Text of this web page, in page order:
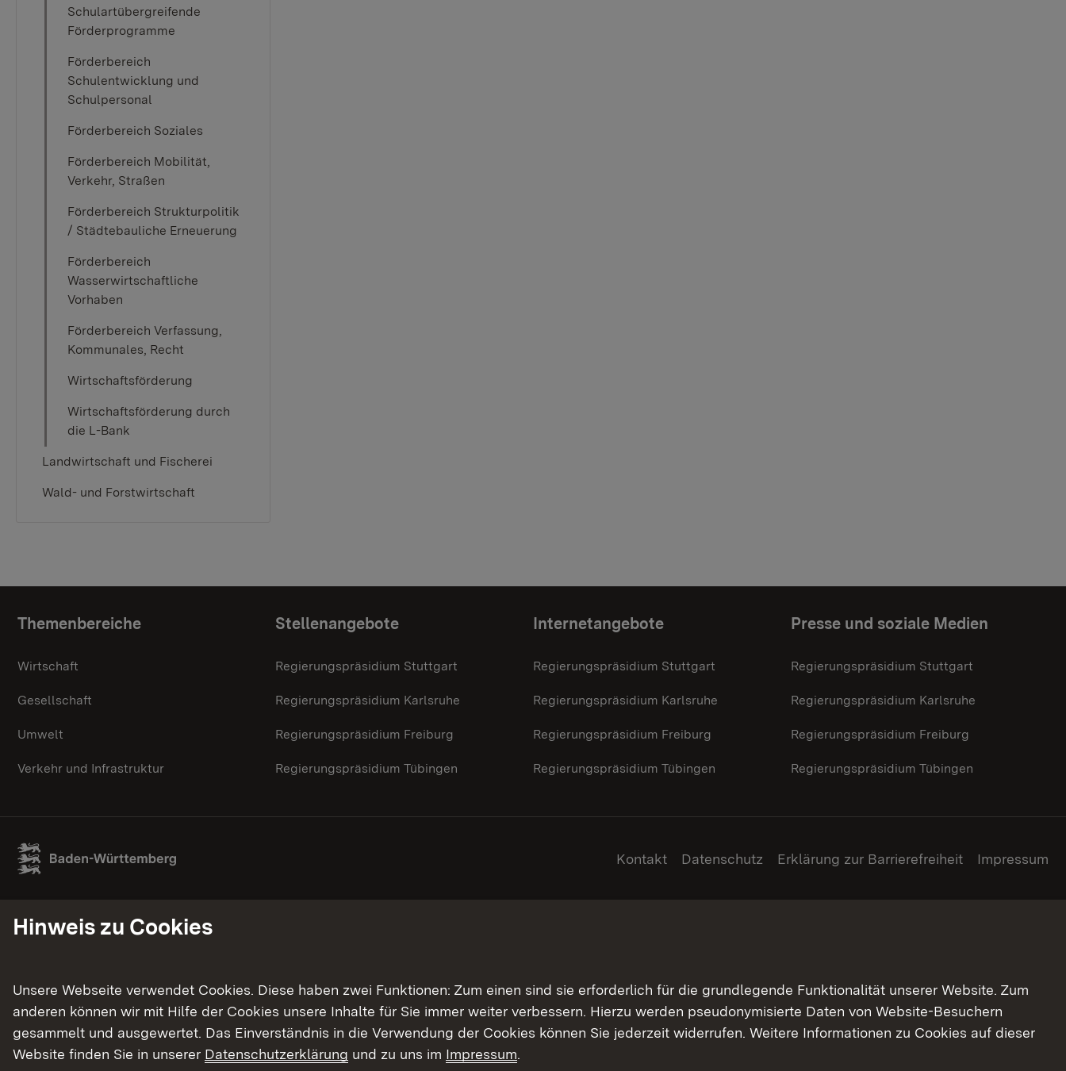
Schulartübergreifende
Förderprogramme
Förderbereich
Schulentwicklung und
Schulpersonal
Förderbereich Soziales
Förderbereich Mobilität,
Verkehr, Straßen
Förderbereich Strukturpolitik
/ Städtebauliche Erneuerung
Förderbereich
Wasserwirtschaftliche
Vorhaben
Förderbereich Verfassung,
Kommunales, Recht
Wirtschaftsförderung
Wirtschaftsförderung durch
die L-Bank
Landwirtschaft und Fischerei
Wald- und Forstwirtschaft
Themenübersicht
Themenbereiche
Wirtschaft
Gesellschaft
Umwelt
Verkehr und Infrastruktur
Stellenangebote
Regierungspräsidium Stuttgart
Regierungspräsidium Karlsruhe
Regierungspräsidium Freiburg
Regierungspräsidium Tübingen
Internetangebote
Regierungspräsidium Stuttgart
Regierungspräsidium Karlsruhe
Regierungspräsidium Freiburg
Regierungspräsidium Tübingen
Presse und soziale Medien
Regierungspräsidium Stuttgart
Regierungspräsidium Karlsruhe
Regierungspräsidium Freiburg
Regierungspräsidium Tübingen
Kontakt Datenschutz Erklärung zur Barrierefreiheit Impressum
Hinweis zu Cookies
Unsere Webseite verwendet Cookies. Diese haben zwei Funktionen: Zum einen sind sie erforderlich für die grundlegende Funktionalität unserer Website. Zum
anderen können wir mit Hilfe der Cookies unsere Inhalte für Sie immer weiter verbessern. Hierzu werden pseudonymisierte Daten von Website-Besuchern
gesammelt und ausgewertet. Das Einverständnis in die Verwendung der Cookies können Sie jederzeit widerrufen. Weitere Informationen zu Cookies auf dieser
Website finden Sie in unserer Datenschutzerklärung und zu uns im Impressum.